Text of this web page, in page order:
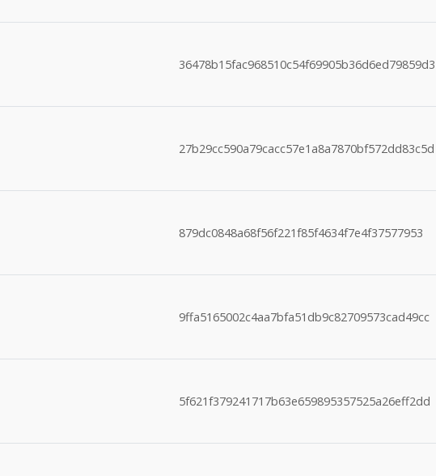
36478b15fac968510c54f69905b36d6ed79859d3
27b29cc590a79cacc57e1a8a7870bf572dd83c5d
879dc0848a68f56f221f85f4634f7e4f37577953
9ffa5165002c4aa7bfa51db9c82709573cad49cc
5f621f379241717b63e659895357525a26eff2dd